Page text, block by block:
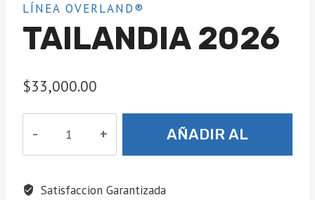
LÍNEA OVERLAND®
TAILANDIA 2026
$33,000.00
cantidad
AÑADIR AL
Satisfaccion Garantizada